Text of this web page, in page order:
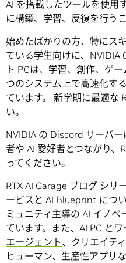
AI を搭載したツールを使用
に構築、学習、反復を行う
始めたばかりの方、特にス
ている学生向けに、NVIDIA
ト PCは、学習、創作、ゲ
つのシステム上で高速化す
ています。 新学期に最適な
い。
NVIDIA の Discord サーバー
者や AI 愛好者とつながり、
ってください。
RTX AI Garage ブログ シリ
ービスと AI Blueprint につ
ミュニティ主導の AI イノ
ています。また、AI PC と
エージェント、クリエイテ
ヒューマン、生産性アプリ